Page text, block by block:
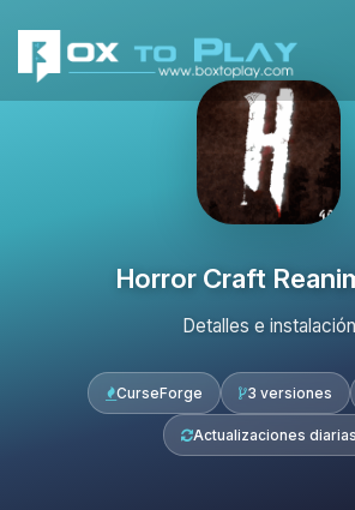
Horror Craft
Detalles e instalación
CurseForge 3 versiones
Actualizaciones diarias